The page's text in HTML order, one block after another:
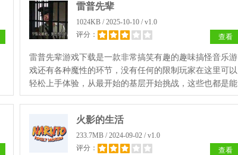
雷普先辈
1024KB / 2025-10-10 / v1.0
评分：
查看
雷普先辈游戏下载是一款非常搞笑有趣的趣味搞怪音乐游
戏还有各种魔性的环节，没有任何的限制玩家在这里可以
轻松上手体验，从最开始的基层开始挑战，这些也都是能
够去发生一番。
火影的生活
233.7MB / 2024-09-02 / v1.0
评分：
查看